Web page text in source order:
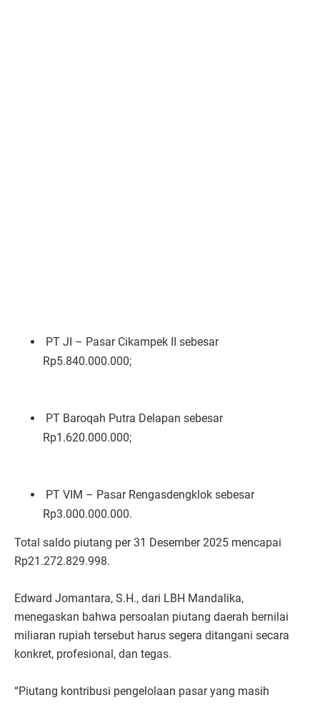
PT JI – Pasar Cikampek II sebesar
Rp5.840.000.000;
PT Baroqah Putra Delapan sebesar
Rp1.620.000.000;
PT VIM – Pasar Rengasdengklok sebesar
Rp3.000.000.000.
Total saldo piutang per 31 Desember 2025 mencapai
Rp21.272.829.998.
Edward Jomantara, S.H., dari LBH Mandalika,
menegaskan bahwa persoalan piutang daerah bernilai
miliaran rupiah tersebut harus segera ditangani secara
konkret, profesional, dan tegas.
“Piutang kontribusi pengelolaan pasar yang masih